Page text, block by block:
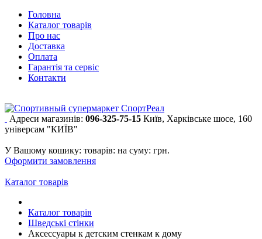
Головна
Каталог товарів
Про нас
Доставка
Оплата
Гарантія та сервіс
Контакти
Адреси магазинів: 096-325-75-15 Київ, Харківське шосе, 160
універсам "КИЇВ"
У Вашому кошику: товарів: на суму: грн.
Оформити замовлення
Каталог товарів
Каталог товарів
Шведські стінки
Аксессуары к детским стенкам к дому